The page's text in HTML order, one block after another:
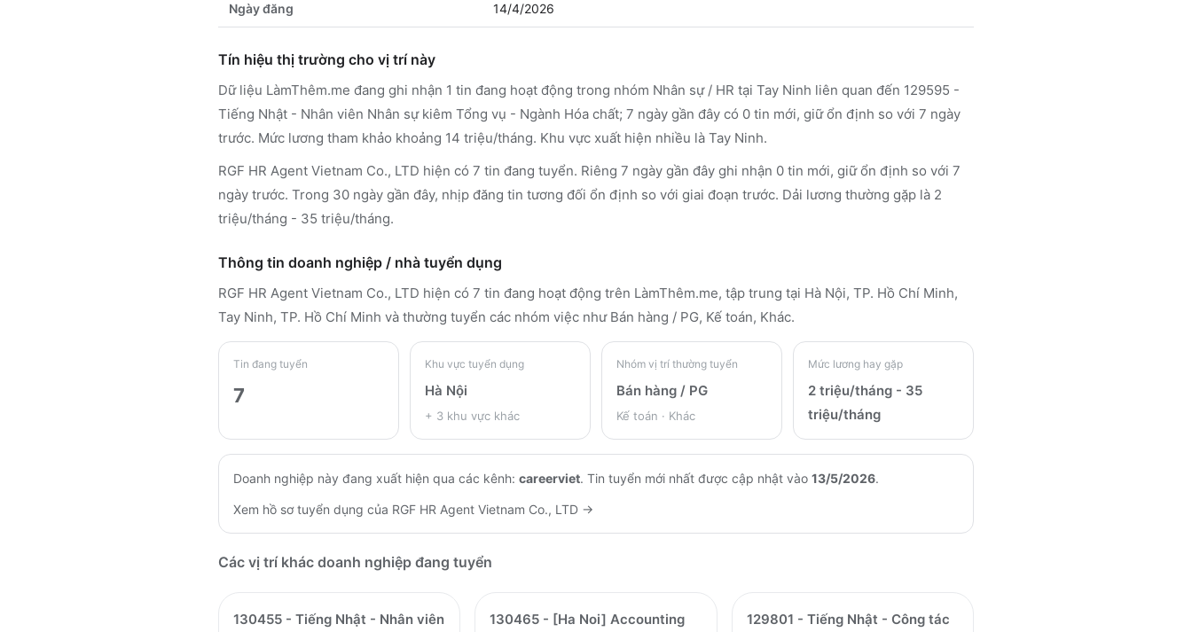
Ngày đăng 14/4/2026
Tín hiệu thị trường cho vị trí này
Dữ liệu LàmThêm.me đang ghi nhận 1 tin đang hoạt động trong nhóm Nhân sự / HR tại Tay Ninh liên quan đến 129595 -
Tiếng Nhật - Nhân viên Nhân sự kiêm Tổng vụ - Ngành Hóa chất; 7 ngày gần đây có 0 tin mới, giữ ổn định so với 7 ngày
trước. Mức lương tham khảo khoảng 14 triệu/tháng. Khu vực xuất hiện nhiều là Tay Ninh.
RGF HR Agent Vietnam Co., LTD hiện có 7 tin đang tuyển. Riêng 7 ngày gần đây ghi nhận 0 tin mới, giữ ổn định so với 7
ngày trước. Trong 30 ngày gần đây, nhịp đăng tin tương đối ổn định so với giai đoạn trước. Dải lương thường gặp là 2
triệu/tháng - 35 triệu/tháng.
Thông tin doanh nghiệp / nhà tuyển dụng
RGF HR Agent Vietnam Co., LTD hiện có 7 tin đang hoạt động trên LàmThêm.me, tập trung tại Hà Nội, TP. Hồ Chí Minh,
Tay Ninh, TP. Hồ Chí Minh và thường tuyển các nhóm việc như Bán hàng / PG, Kế toán, Khác.
Tin đang tuyển
7
Khu vực tuyển dụng
Hà Nội
+ 3 khu vực khác
Nhóm vị trí thường tuyển
Bán hàng / PG
Kế toán · Khác
Mức lương hay gặp
2 triệu/tháng - 35
triệu/tháng
Doanh nghiệp này đang xuất hiện qua các kênh: careerviet. Tin tuyển mới nhất được cập nhật vào 13/5/2026.
Xem hồ sơ tuyển dụng của RGF HR Agent Vietnam Co., LTD →
Các vị trí khác doanh nghiệp đang tuyển
130455 - Tiếng Nhật - Nhân viên
130465 - [Ha Noi] Accounting
129801 - Tiếng Nhật - Công tác